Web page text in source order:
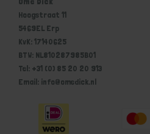
Hoogstraat 11
5469EL Erp
KvK: 17140625
BTW: NL810287985B01
Tel: +31 (0) 85 20 20 913
Email: info@omedick.nl